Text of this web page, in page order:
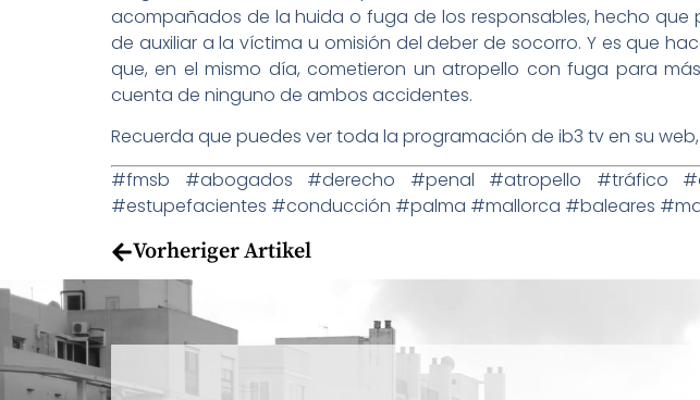
acompañados de la huida o fuga de los responsables, hecho
de auxiliar a la víctima u omisión del deber de socorro. Y es que
que, en el mismo día, cometieron un atropello con fuga para
cuenta de ninguno de ambos accidentes.
Recuerda que puedes ver toda la programación de ib3 tv en su
#fmsb #abogados #derecho #penal #atropello #tráfico
#estupefacientes #conducción #palma #mallorca #baleares
Vorheriger Artikel